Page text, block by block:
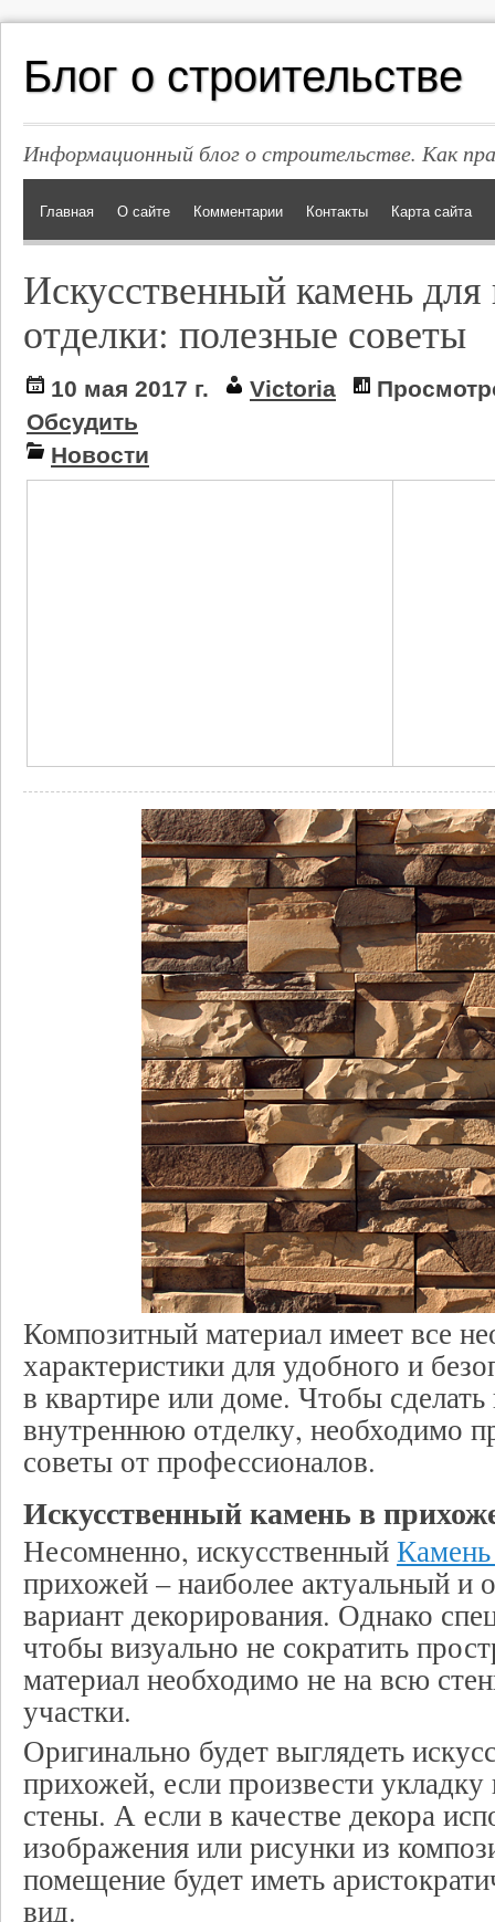
Блог о строительстве
Информационный блог о строительстве. Как
Главная О сайте Комментарии Контакты Карта сайта
Искусственный камень для
отделки: полезные советы
10 мая 2017 г. Victoria
Обсудить
Новости
Композитный материал имеет все
характеристики для удобного и
в квартире или доме. Чтобы
внутреннюю отделку, необходимо
советы от профессионалов.
Искусственный камень в
Несомненно, искусственный
прихожей – наиболее актуальный и
вариант декорирования. Однако
чтобы визуально не сократить
материал необходимо не на всю
участки.
Оригинально будет выглядеть
прихожей, если произвести
стены. А если в качестве декора
изображения или рисунки из
помещение будет иметь
вид.